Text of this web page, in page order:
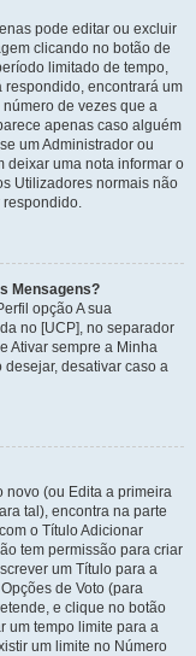
pode editar ou excluir
clicando no botão de
limitado de tempo,
encontrará um
de vezes que a
apenas caso alguém
um Administrador ou
deixar uma nota informar o
Utilizadores normais não
respondido.
Mensagens?
opção A sua
no [UCP], no separador
Ativar sempre a Minha
desativar caso a
novo (ou Edita a primeira
tal), encontra na parte
o Título Adicionar
tem permissão para criar
um Título para a
de Voto (para
e clique no botão
um tempo limite para a
um limite no Número